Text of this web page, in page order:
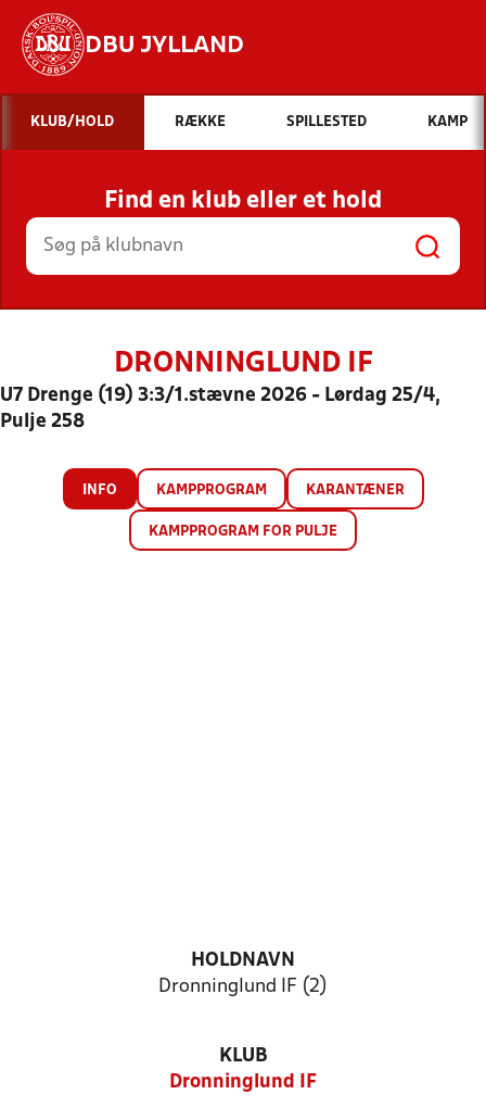
DBU JYLLAND
Hvad vil du søge efter?
INDHOLD OG NYHEDER
STILLINGER, RESULTATER, KLUBBER OG
HOLD
KLUB/HOLD RÆKKE SPILLESTED KAMP
Find en klub eller et hold
DRONNINGLUND IF
U7 Drenge (19) 3:3/1.stævne 2026 - Lørdag 25/4,
Pulje 258
INFO KAMPPROGRAM KARANTÆNER
KAMPPROGRAM FOR PULJE
HOLDNAVN
Dronninglund IF (2)
KLUB
Dronninglund IF